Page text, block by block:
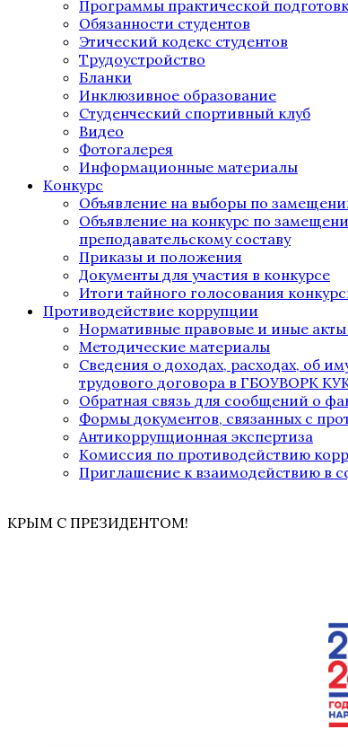
Программы практической
Обязанности студентов
Этический кодекс студентов
Трудоустройство
Бланки
Инклюзивное образование
Студенческий спортивный клуб
Видео
Фотогалерея
Информационные материалы
Конкурс
Объявление на выборы по
Объявление на конкурс по
преподавательскому составу
Приказы и положения
Документы для участия в конкурсе
Итоги тайного голосования
Противодействие коррупции
Нормативные правовые и иные
Методические материалы
Сведения о доходах, расходах, об
трудового договора в ГБОУВОРК
Обратная связь для сообщений о
Формы документов, связанных с
Антикоррупционная экспертиза
Комиссия по противодействию
Приглашение к взаимодействию в
КРЫМ С ПРЕЗИДЕНТОМ!